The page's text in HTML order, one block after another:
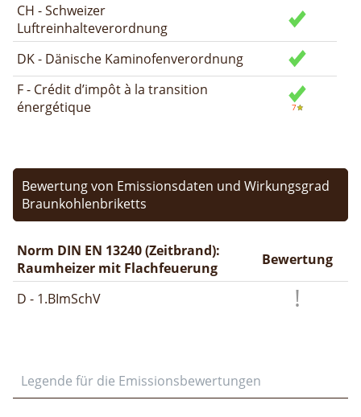
CH - Schweizer
Luftreinhalteverordnung
DK - Dänische Kaminofenverordnung
F - Crédit d’impôt à la transition
énergétique
Bewertung von Emissionsdaten und Wirkungsgrad
Braunkohlenbriketts
Norm DIN EN 13240 (Zeitbrand):
Raumheizer mit Flachfeuerung
Bewertung
D - 1.BImSchV
Legende für die Emissionsbewertungen